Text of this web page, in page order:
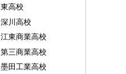
東高校
深川高校
江東商業高校
第三商業高校
墨田工業高校